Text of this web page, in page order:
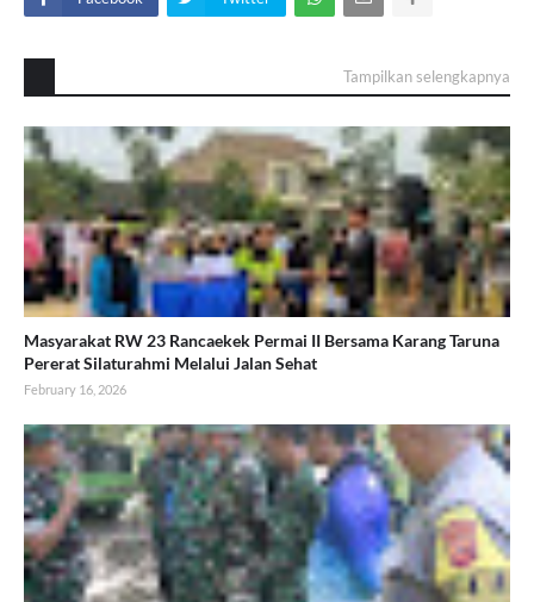
Tampilkan selengkapnya
Masyarakat RW 23 Rancaekek Permai II Bersama Karang Taruna
Pererat Silaturahmi Melalui Jalan Sehat
February 16, 2026